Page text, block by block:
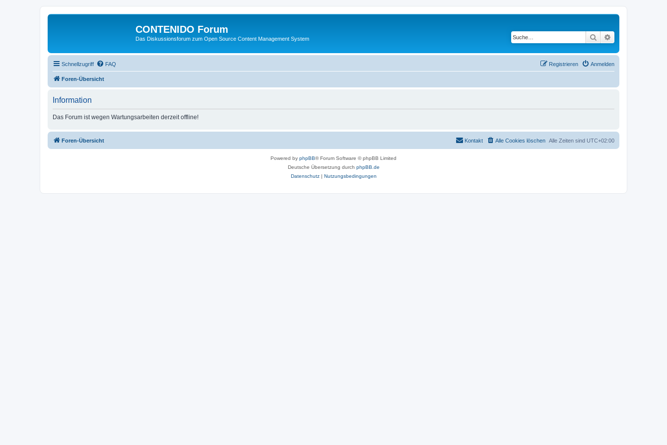
CONTENIDO Forum
Das Diskussionsforum zum Open Source Content Management System Suche
Schnellzugriff FAQ Anmelden
Registrieren
Foren-Übersicht
Information
Das Forum ist wegen Wartungsarbeiten derzeit offline!
Foren-Übersicht Alle Zeiten sind UTC+02:00
Alle Cookies löschen
Kontakt
Powered by phpBB® Forum Software © phpBB Limited
Deutsche Übersetzung durch phpBB.de
Datenschutz| Nutzungsbedingungen